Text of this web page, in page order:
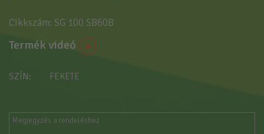
Cikkszám: SG 100 SB60B
Termék videó
SZÍN FEKETE